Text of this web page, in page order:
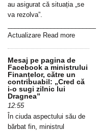
au asigurat că situația „se
va rezolva”.
Actualizare Read more
Mesaj pe pagina de
Facebook a ministrului
Finanțelor, către un
contribuabil: „Cred că
i-o sugi zilnic lui
Dragnea”
12:55
În ciuda aspectului său de
bărbat fin, ministrul